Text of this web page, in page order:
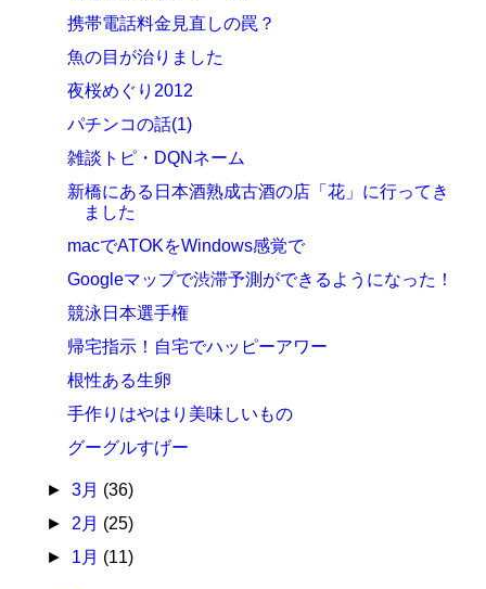
携帯電話料金見直しの罠？
魚の目が治りました
夜桜めぐり2012
パチンコの話(1)
雑談トピ・DQNネーム
新橋にある日本酒熟成古酒の店「花」に行ってき
ました
macでATOKをWindows感覚で
Googleマップで渋滞予測ができるようになった！
競泳日本選手権
帰宅指示！自宅でハッピーアワー
根性ある生卵
手作りはやはり美味しいもの
グーグルすげー
► 3月 (36)
► 2月 (25)
► 1月 (11)